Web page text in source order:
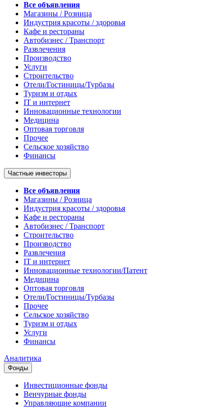
Все объявления
Магазины / Розница
Индустрия красоты / здоровья
Кафе и рестораны
Автобизнес / Транспорт
Развлечения
Производство
Услуги
Строительство
Отели/Гостиницы/Турбазы
Туризм и отдых
IT и интернет
Инновационные технологии
Медицина
Оптовая торговля
Прочее
Сельское хозяйство
Финансы
Частные инвесторы
Все объявления
Магазины / Розница
Индустрия красоты / здоровья
Кафе и рестораны
Автобизнес / Транспорт
Строительство
Производство
Развлечения
IT и интернет
Инновационные технологии/Патент
Медицина
Оптовая торговля
Отели/Гостиницы/Турбазы
Прочее
Сельское хозяйство
Туризм и отдых
Услуги
Финансы
Аналитика
Фонды
Инвестиционные фонды
Венчурные фонды
Управляющие компании